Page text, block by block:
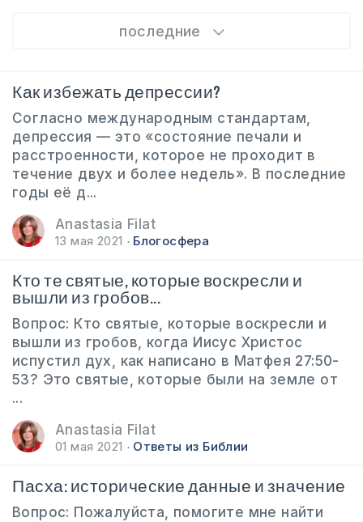
последние
Как избежать депрессии?
Согласно международным стандартам,
депрессия — это «состояние печали и
расстроенности, которое не проходит в
течение двух и более недель». В последние
годы её д...
Anastasia Filat
13 мая 2021 Блогосфера
Кто те святые, которые воскресли и
вышли из гробов...
Вопрос: Кто святые, которые воскресли и
вышли из гробов, когда Иисус Христос
испустил дух, как написано в Матфея 27:50-
53? Это святые, которые были на земле от
...
Anastasia Filat
01 мая 2021 Ответы из Библии
Пасха: исторические данные и значение
Вопрос: Пожалуйста, помогите мне найти